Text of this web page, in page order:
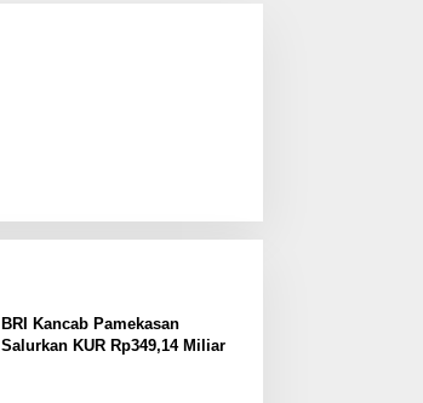
BRI Kancab Pamekasan
Salurkan KUR Rp349,14 Miliar